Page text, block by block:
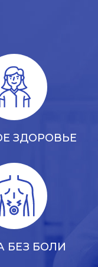
ЗДОРОВЬЕ
БЕЗ БОЛИ